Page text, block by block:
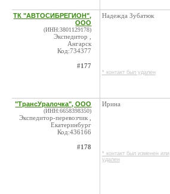
ТК "АВТОСИБРЕГИОН",
ООО
(ИНН:3801129178)
Экспедитор ,
Ангарск
Код:734377
#177
Надежда Зубатюк
* контакт был удален
"ТрансУралочка", ООО
(ИНН:6658398350)
Экспедитор-перевозчик ,
Екатеринбург
Код:436166
#178
Ирина
* контакт был изменен или
удален